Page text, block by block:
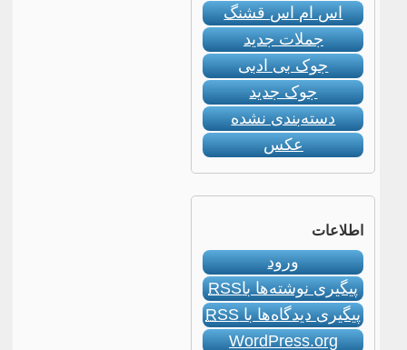
اس ام اس قشنگ
جملات جدید
جوک بی ادبی
جوک جدید
دسته‌بندی نشده
عکس
اطلاعات
ورود
پیگیری نوشته‌ها باRSS
پیگیری دیدگاه‌ها باRSS
WordPress.org